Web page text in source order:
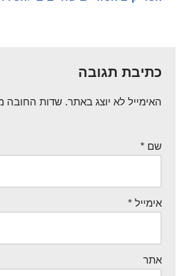
כתיבת תגובה
האימייל לא יוצג באתר. שדות החובה
שם *
אימייל *
אתר